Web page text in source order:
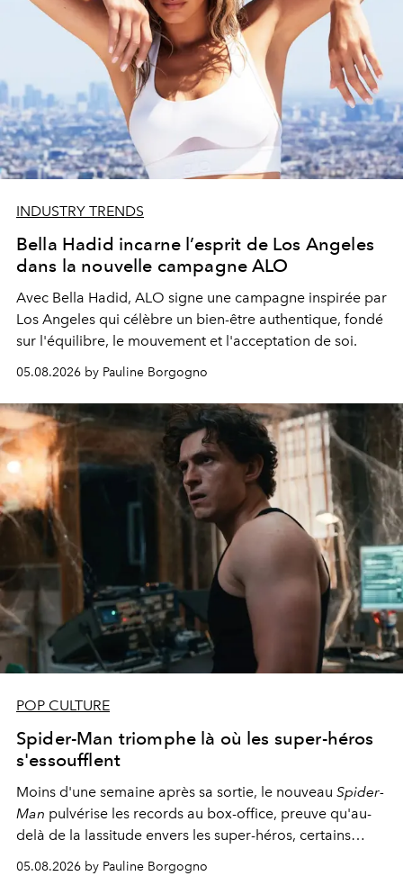
INDUSTRY TRENDS
Bella Hadid incarne l’esprit de Los Angeles
dans la nouvelle campagne ALO
Avec Bella Hadid, ALO signe une campagne inspirée par
Los Angeles qui célèbre un bien-être authentique, fondé
sur l'équilibre, le mouvement et l'acceptation de soi.
05.08.2026 by Pauline Borgogno
POP CULTURE
Spider-Man triomphe là où les super-héros
s'essoufflent
Moins d'une semaine après sa sortie, le nouveau Spider-
Man pulvérise les records au box-office, preuve qu'au-
delà de la lassitude envers les super-héros, certains
personnages continuent de susciter une ferveur intacte.
05.08.2026 by Pauline Borgogno